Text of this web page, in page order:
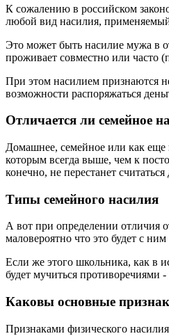
К сожалению в российском
любой вид насилия,
Это может быть насилие мужа в
проживает совместно или часто
При этом насилием признаются
возможности распоряжаться
Отличается ли семейное
Домашнее, семейное или как еще
которым всегда выше, чем к
конечно, не перестанет
Типы семейного насилия
А вот при определении отличия
маловероятно что это будет с
Если же этого школьника, как в
будет мучиться противоречиями
Каковы основные
Признаками физического